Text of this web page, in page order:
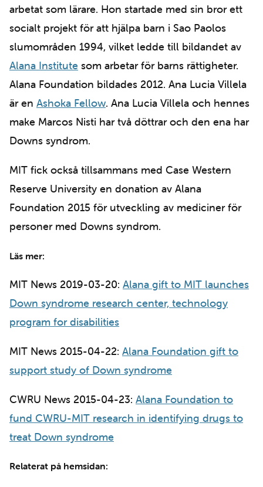
arbetat som lärare. Hon startade med sin bror ett
socialt projekt för att hjälpa barn i Sao Paolos
slumområden 1994, vilket ledde till bildandet av
Alana Institute som arbetar för barns rättigheter.
Alana Foundation bildades 2012. Ana Lucia Villela
är en Ashoka Fellow. Ana Lucia Villela och hennes
make Marcos Nisti har två döttrar och den ena har
Downs syndrom.
MIT fick också tillsammans med Case Western
Reserve University en donation av Alana
Foundation 2015 för utveckling av mediciner för
personer med Downs syndrom.
Läs mer:
MIT News 2019-03-20: Alana gift to MIT launches
Down syndrome research center, technology
program for disabilities
MIT News 2015-04-22: Alana Foundation gift to
support study of Down syndrome
CWRU News 2015-04-23: Alana Foundation to
fund CWRU-MIT research in identifying drugs to
treat Down syndrome
Relaterat på hemsidan: